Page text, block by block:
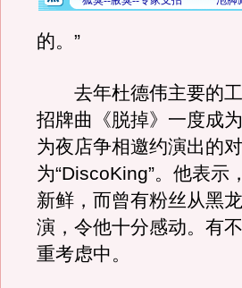
的。”
去年杜德伟主要的工
招牌曲《脱掉》一度成
为夜店争相邀约演出的
为“DiscoKing”。他表示
新鲜，而曾有粉丝从黑
演，令他十分感动。有
重考虑中。